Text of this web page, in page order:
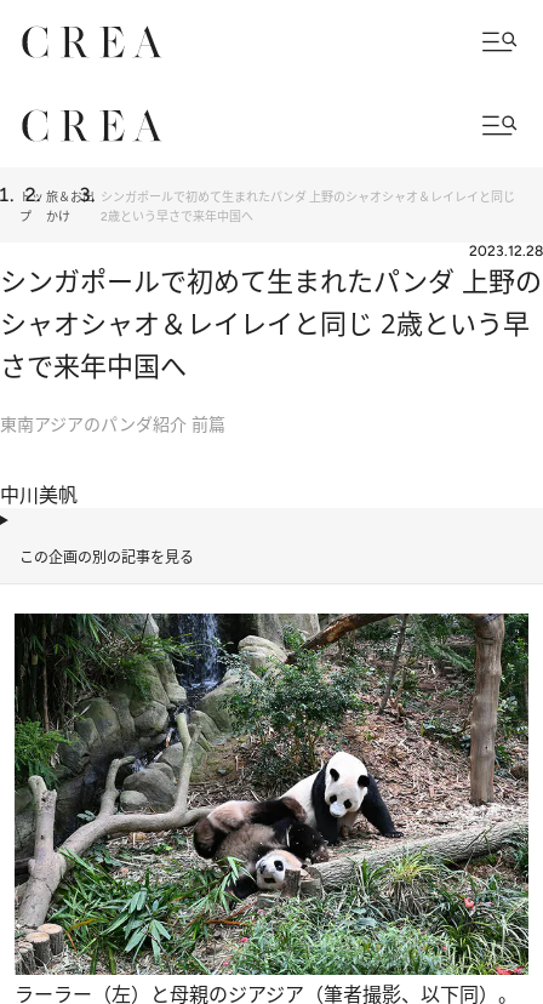
トッ
プ
旅＆お出
かけ
シンガポールで初めて生まれたパンダ 上野のシャオシャオ＆レイレイと同じ
2歳という早さで来年中国へ
2023.12.28
シンガポールで初めて生まれたパンダ 上野の
シャオシャオ＆レイレイと同じ 2歳という早
さで来年中国へ
東南アジアのパンダ紹介 前篇
中川美帆
この企画の別の記事を見る
ラーラー（左）と母親のジアジア（筆者撮影、以下同）。